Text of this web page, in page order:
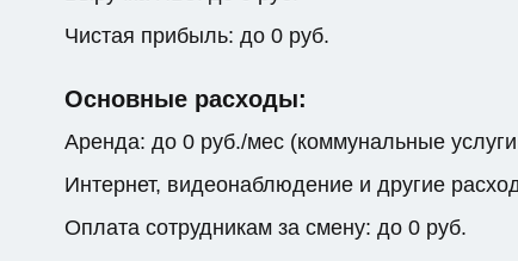
Чистая прибыль: до 0 руб.
Основные расходы:
Аренда: до 0 руб./мес (коммунальные
Интернет, видеонаблюдение и другие
Оплата сотрудникам за смену: до 0 руб.